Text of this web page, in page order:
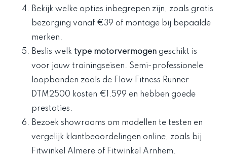
Bekijk welke opties inbegrepen zijn, zoals gratis
bezorging vanaf €39 of montage bij bepaalde
merken.
Beslis welk type motorvermogen geschikt is
voor jouw trainingseisen. Semi-professionele
loopbanden zoals de Flow Fitness Runner
DTM2500 kosten €1.599 en hebben goede
prestaties.
Bezoek showrooms om modellen te testen en
vergelijk klantbeoordelingen online, zoals bij
Fitwinkel Almere of Fitwinkel Arnhem.